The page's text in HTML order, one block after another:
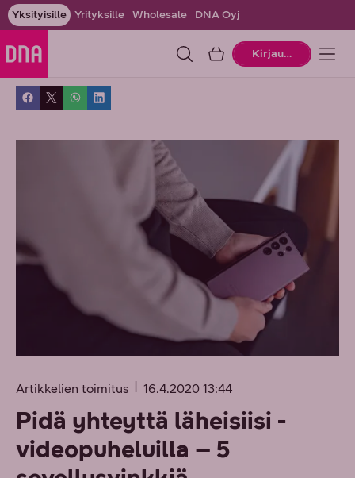
Yksityisille Yrityksille Wholesale DNA Oyj
OstoskoriKirjaudu
Artikkelien toimitus 16.4.2020 13:44
Pidä yhteyttä läheisiisi -
videopuheluilla – 5